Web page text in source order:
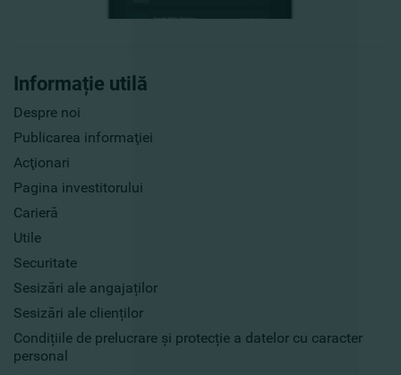
Informație utilă
Despre noi
Publicarea informaţiei
Acţionari
Pagina investitorului
Carieră
Utile
Securitate
Sesizări ale angajaților
Sesizări ale clienților
Condițiile de prelucrare și protecție a datelor cu caracter
personal